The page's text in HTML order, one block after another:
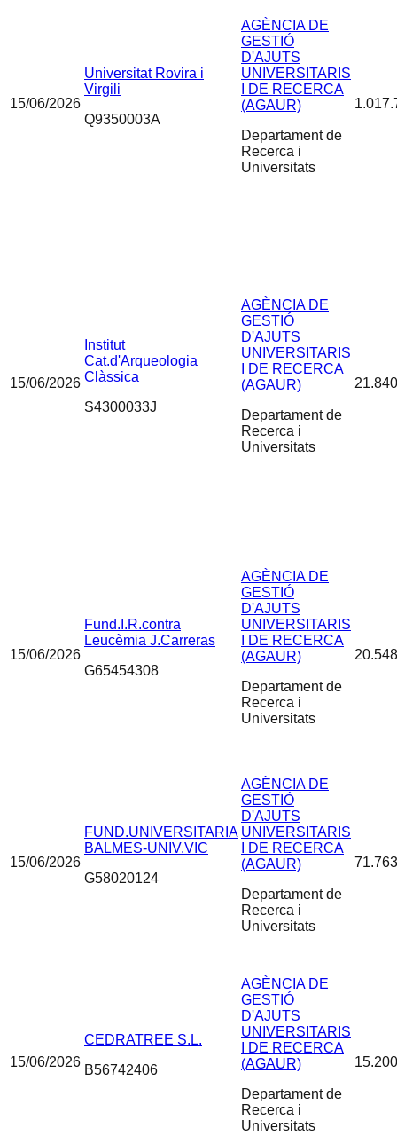
15/06/2026
Universitat Rovira i
Virgili
Q9350003A
AGÈNCIA DE
GESTIÓ
D'AJUTS
UNIVERSITARIS
I DE RECERCA
(AGAUR)
Departament de
Recerca i
Universitats
15/06/2026
Institut
Cat.d'Arqueologia
Clàssica
S4300033J
AGÈNCIA DE
GESTIÓ
D'AJUTS
UNIVERSITARIS
I DE RECERCA
(AGAUR)
Departament de
Recerca i
Universitats
15/06/2026
Fund.I.R.contra
Leucèmia J.Carreras
G65454308
AGÈNCIA DE
GESTIÓ
D'AJUTS
UNIVERSITARIS
I DE RECERCA
(AGAUR)
Departament de
Recerca i
Universitats
15/06/2026
FUND.UNIVERSITARIA
BALMES-UNIV.VIC
G58020124
AGÈNCIA DE
GESTIÓ
D'AJUTS
UNIVERSITARIS
I DE RECERCA
(AGAUR)
Departament de
Recerca i
Universitats
15/06/2026
CEDRATREE S.L.
B56742406
AGÈNCIA DE
GESTIÓ
D'AJUTS
UNIVERSITARIS
I DE RECERCA
(AGAUR)
Departament de
Recerca i
Universitats